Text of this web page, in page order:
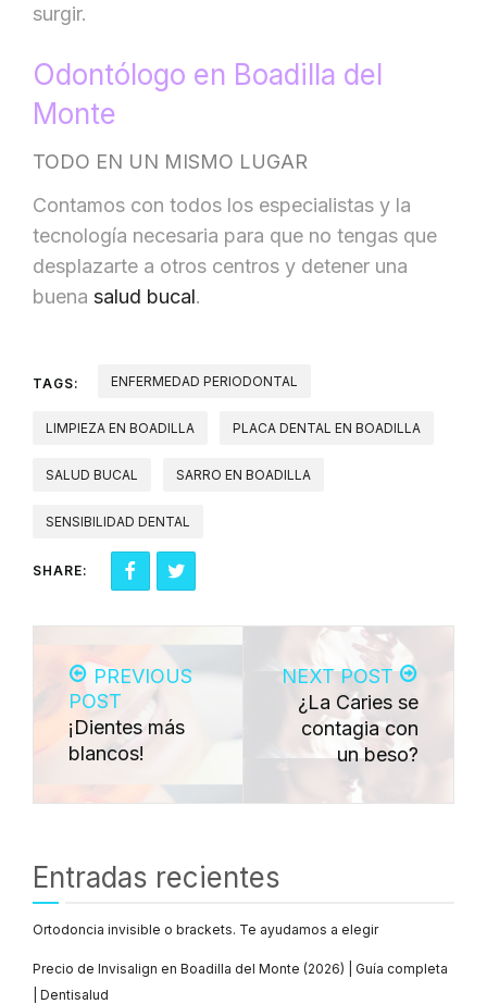
surgir.
Odontólogo en Boadilla del
Monte
TODO EN UN MISMO LUGAR
Contamos con todos los especialistas y la
tecnología necesaria para que no tengas que
desplazarte a otros centros y detener una
buena salud bucal.
TAGS: ENFERMEDAD PERIODONTAL
LIMPIEZA EN BOADILLA PLACA DENTAL EN BOADILLA
SALUD BUCAL SARRO EN BOADILLA
SENSIBILIDAD DENTAL
SHARE:
PREVIOUS
POST
¡Dientes más
blancos!
NEXT POST
¿La Caries se
contagia con
un beso?
Entradas recientes
Ortodoncia invisible o brackets. Te ayudamos a elegir
Precio de Invisalign en Boadilla del Monte (2026) | Guía completa
| Dentisalud